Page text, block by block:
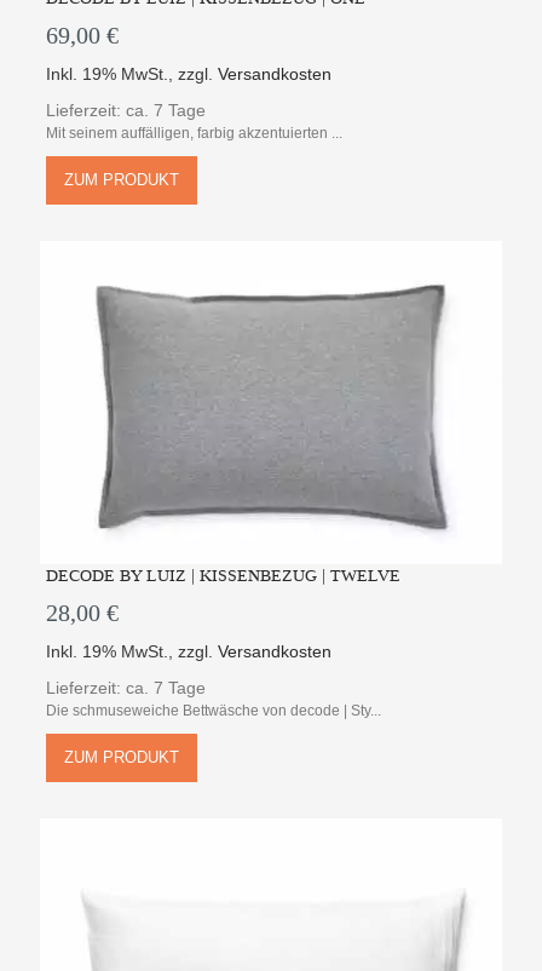
69,00 €
Inkl. 19% MwSt. ,zzgl.Versandkosten
Lieferzeit: ca. 7 Tage
Mit seinem auffälligen, farbig akzentuierten ...
ZUM PRODUKT
DECODE BY LUIZ | KISSENBEZUG | TWELVE
28,00 €
Inkl. 19% MwSt. ,zzgl.Versandkosten
Lieferzeit: ca. 7 Tage
Die schmuseweiche Bettwäsche von decode | Sty...
ZUM PRODUKT